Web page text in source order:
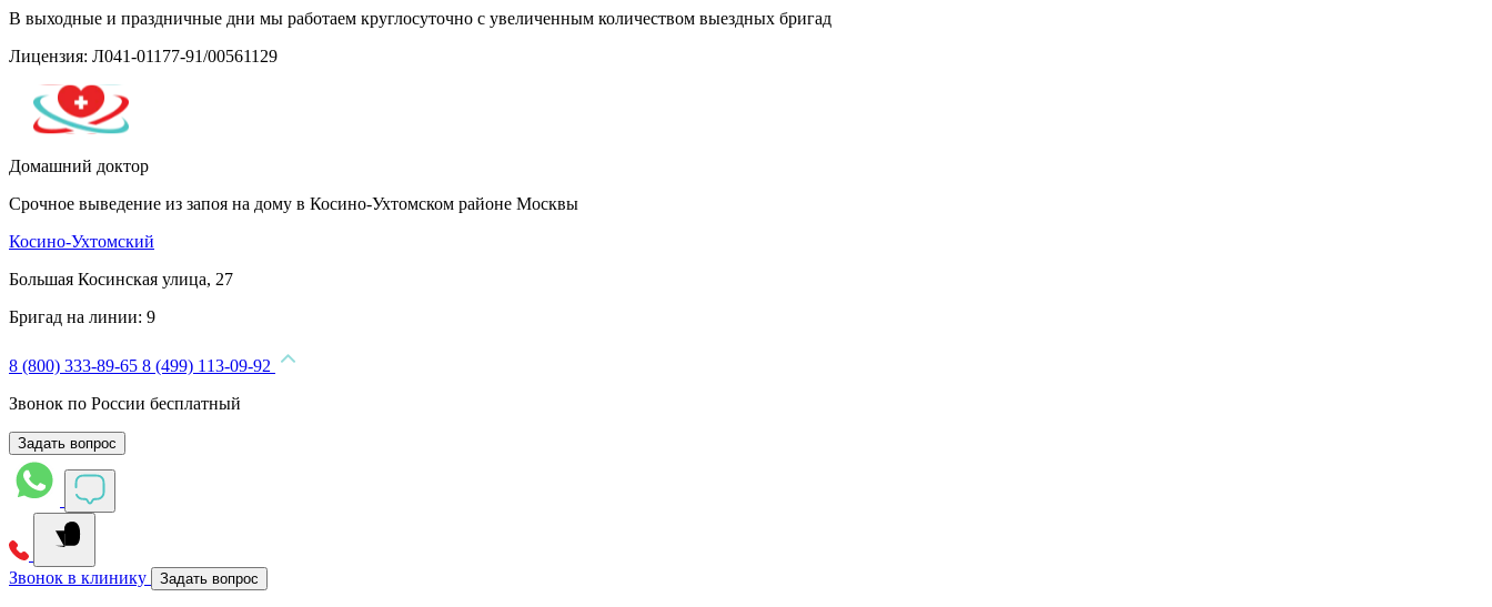
В выходные и праздничные дни мы работаем круглосуточно с увеличенным количеством выездных бригад
Лицензия: Л041-01177-91/00561129
Домашний доктор
Срочное выведение из запоя на дому в Косино-Ухтомском районе Москвы
Косино-Ухтомский
Большая Косинская улица, 27
Бригад на линии: 9
8 (800) 333-89-65 8 (499) 113-09-92
Звонок по России бесплатный
Задать вопрос
Звонок в клинику Задать вопрос